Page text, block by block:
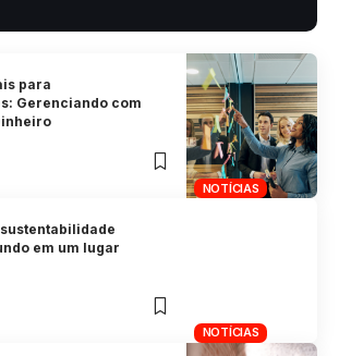
NOTÍCIAS
para
Gerenciando com
NOTÍCIAS
em um lugar